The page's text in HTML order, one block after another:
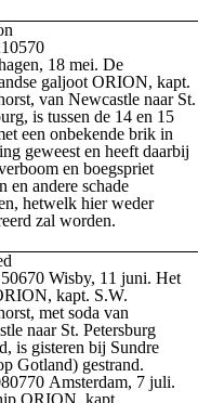
18 mei. De
galjoot ORION, kapt.
van Newcastle naar St.
is tussen de 14 en 15
een onbekende brik in
geweest en heeft daarbij
en boegspriet
en andere schade
hetwelk hier weder
zal worden.
11 juni. Het
kapt. S.W.
met soda van
naar St. Petersburg
is gisteren bij Sundre
Gotland) gestrand.
7 juli.
ORION, kapt.